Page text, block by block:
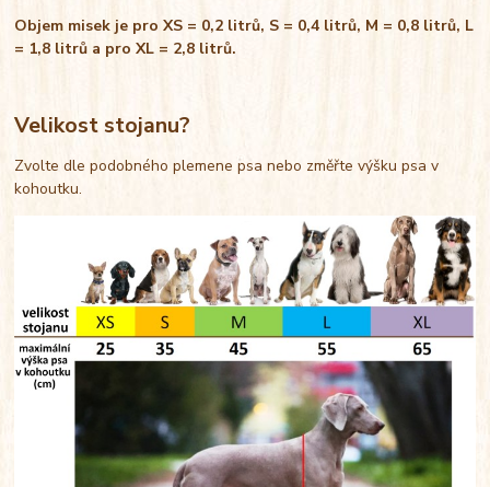
Objem misek je pro XS = 0,2 litrů, S = 0,4 litrů, M = 0,8 litrů, L
= 1,8 litrů a pro XL = 2,8 litrů.
Velikost stojanu?
Zvolte dle podobného plemene psa nebo změřte výšku psa v
kohoutku.